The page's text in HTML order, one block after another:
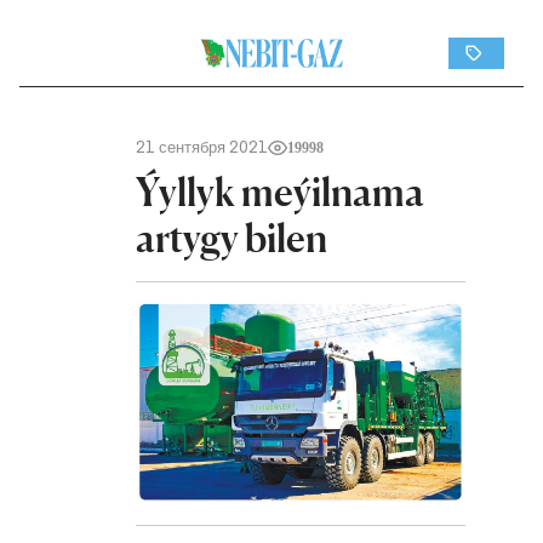
21 сентября 2021 19998
Ýyllyk meýilnama
artygy bilen